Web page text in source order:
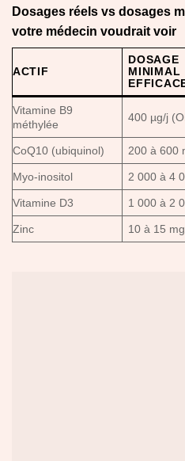
Dosages réels vs dosages
votre médecin voudrait voir
ACTIF
DOSAGE
MINIMAL
Vitamine B9
méthylée
400 µg/j
CoQ10 (ubiquinol) 200 à 600
Myo-inositol 2 000 à 4
Vitamine D3 1 000 à 2
Zinc 10 à 15